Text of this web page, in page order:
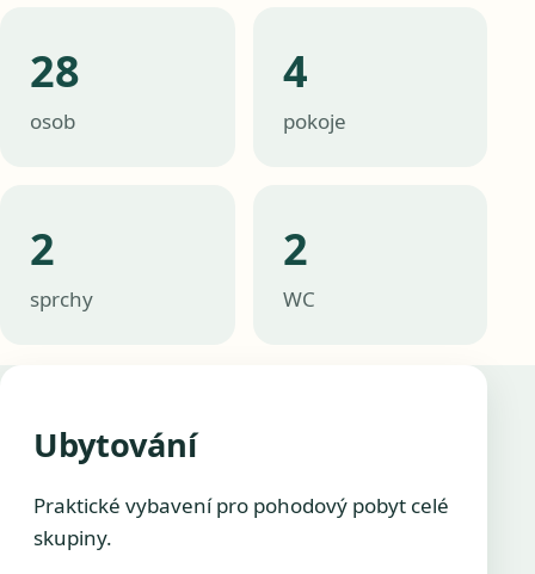
28
osob
4
pokoje
2
sprchy
2
WC
Ubytování
Praktické vybavení pro pohodový pobyt celé
skupiny.